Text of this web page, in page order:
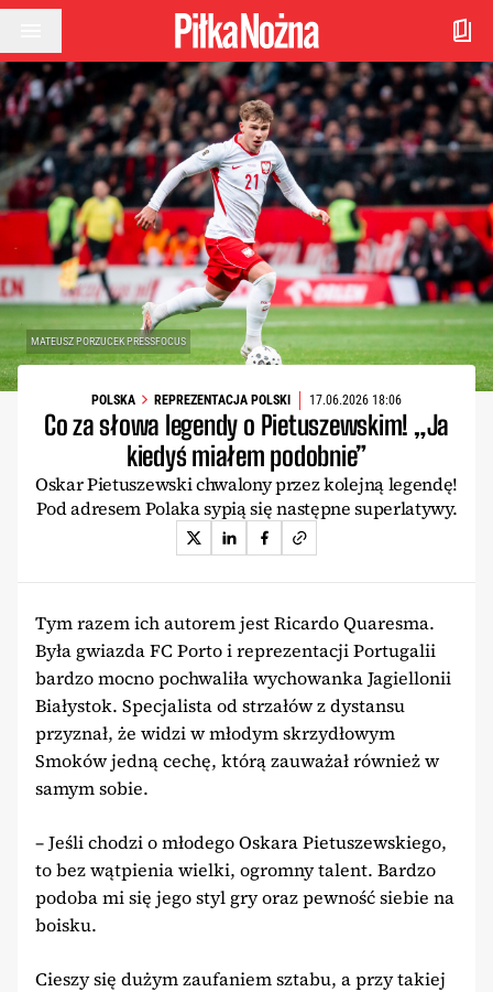
Przejdź do treści
MATEUSZ PORZUCEK PRESSFOCUS
POLSKA REPREZENTACJA POLSKI 17.06.2026 18:06
Co za słowa legendy o Pietuszewskim! „Ja
kiedyś miałem podobnie”
Oskar Pietuszewski chwalony przez kolejną legendę!
Pod adresem Polaka sypią się następne superlatywy.
Tym razem ich autorem jest Ricardo Quaresma.
Była gwiazda FC Porto i reprezentacji Portugalii
bardzo mocno pochwaliła wychowanka Jagiellonii
Białystok. Specjalista od strzałów z dystansu
przyznał, że widzi w młodym skrzydłowym
Smoków jedną cechę, którą zauważał również w
samym sobie.
– Jeśli chodzi o młodego Oskara Pietuszewskiego,
to bez wątpienia wielki, ogromny talent. Bardzo
podoba mi się jego styl gry oraz pewność siebie na
boisku.
Cieszy się dużym zaufaniem sztabu, a przy takiej